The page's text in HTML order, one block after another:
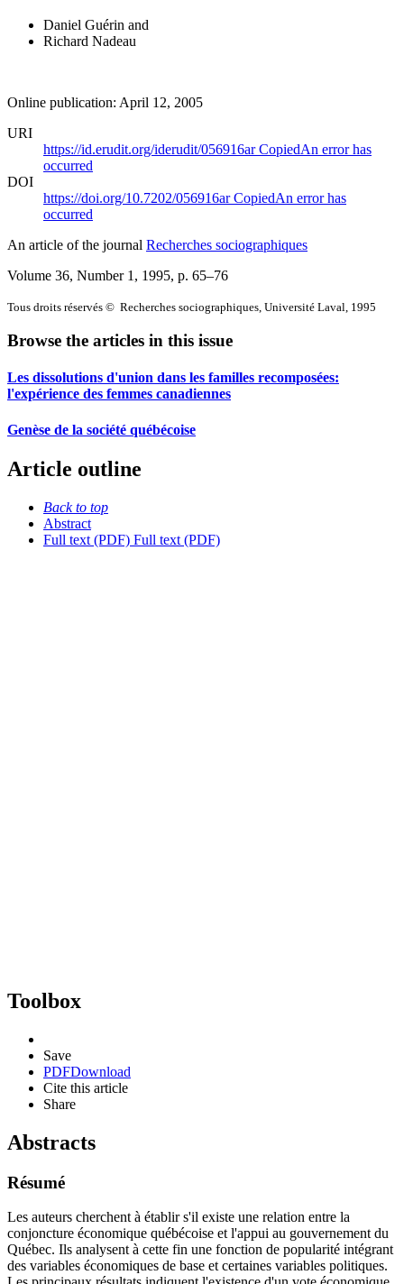
Daniel Guérin and
Richard Nadeau
Online publication: April 12, 2005
URI
https://id.erudit.org/iderudit/056916arCopiedAn error has
occurred
DOI
https://doi.org/10.7202/056916arCopiedAn error has
occurred
An article of the journal Recherches sociographiques
Volume 36, Number 1, 1995, p. 65–76
Tous droits réservés © Recherches sociographiques, Université Laval, 1995
Browse the articles in this issue
Les dissolutions d'union dans les familles recomposées:
l'expérience des femmes canadiennes
Genèse de la société québécoise
Article outline
Back to top
Abstract
Full text (PDF) Full text (PDF)
Toolbox
Save
PDFDownload
Cite this article
Share
Abstracts
Résumé
Les auteurs cherchent à établir s'il existe une relation entre la
conjoncture économique québécoise et l'appui au gouvernement du
Québec. Ils analysent à cette fin une fonction de popularité intégrant
des variables économiques de base et certaines variables politiques.